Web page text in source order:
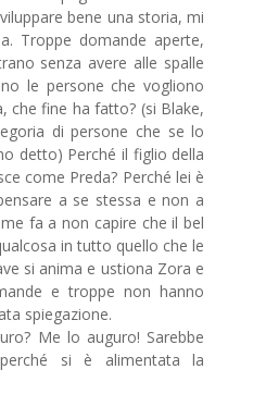
bene una storia, mi
Troppe domande aperte,
senza avere alle spalle
le persone che vogliono
che fine ha fatto? (si Blake,
di persone che se lo
detto) Perché il figlio della
come Preda? Perché lei è
a se stessa e non a
fa a non capire che il bel
in tutto quello che le
si anima e ustiona Zora e
e troppe non hanno
spiegazione.
Me lo auguro! Sarebbe
si è alimentata la